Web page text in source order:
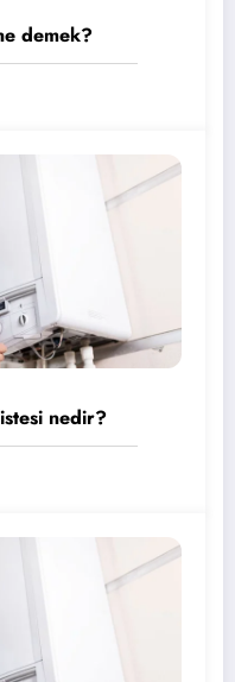
demek?
nedir?